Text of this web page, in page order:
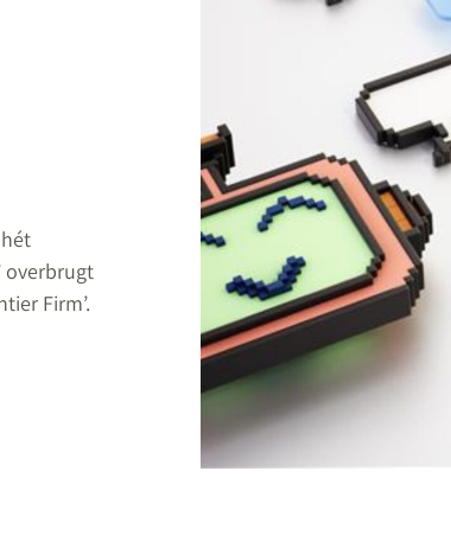
overbrugt
Firm’.